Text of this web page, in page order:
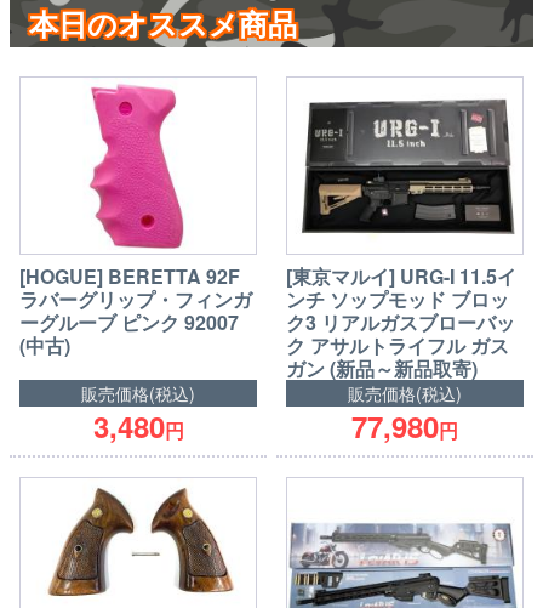
本日のオススメ商品
[HOGUE] BERETTA 92F
ラバーグリップ・フィンガ
ーグルーブ ピンク 92007
(中古)
販売価格(税込)
3,480円
[東京マルイ] URG-I 11.5イ
ンチ ソップモッド ブロッ
ク3 リアルガスブローバッ
ク アサルトライフル ガス
ガン (新品～新品取寄)
販売価格(税込)
77,980円